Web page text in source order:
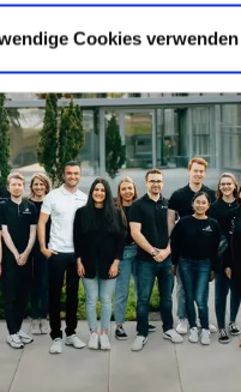
Cookies verwenden